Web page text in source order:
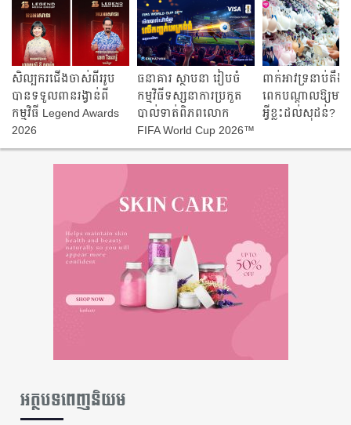
សិល្បករជើងចាស់ពីររូប
បានទទួលពានរង្វាន់ពី
កម្មវិធី Legend Awards
2026
ធនាគារ ស្ថាបនា រៀបចំ
កម្មវិធីទស្សនាការប្រកួត
បាល់ទាត់ពិភពលោក
FIFA World Cup 2026™
Visa Sathapana
Viewing Party
ពាក់អាវទ្រនាប់តឹ
ពេក​បណ្តាលឱ្យមាន​
អ្វី​ខ្លះ​ដល់​សុដន់?
អត្ថបទពេញនិយម